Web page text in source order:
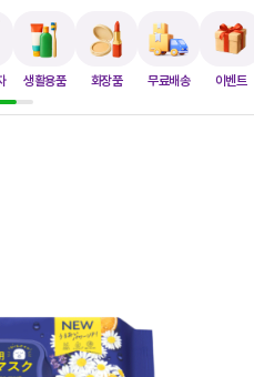
생활용품 화장품 무료배송 이벤트